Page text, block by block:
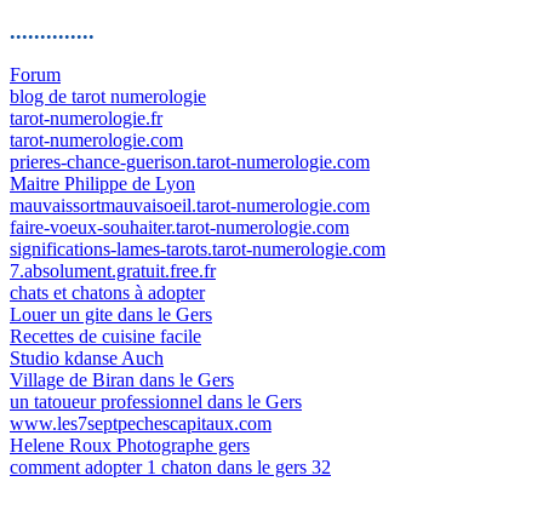
..............
Forum
blog de tarot numerologie
tarot-numerologie.fr
tarot-numerologie.com
prieres-chance-guerison.tarot-numerologie.com
Maitre Philippe de Lyon
mauvaissortmauvaisoeil.tarot-numerologie.com
faire-voeux-souhaiter.tarot-numerologie.com
significations-lames-tarots.tarot-numerologie.com
7.absolument.gratuit.free.fr
chats et chatons à adopter
Louer un gite dans le Gers
Recettes de cuisine facile
Studio kdanse Auch
Village de Biran dans le Gers
un tatoueur professionnel dans le Gers
www.les7septpechescapitaux.com
Helene Roux Photographe gers
comment adopter 1 chaton dans le gers 32